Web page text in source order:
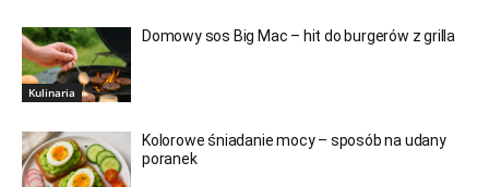
Kulinaria
Domowy sos Big Mac – hit do burgerów z grilla
Kolorowe śniadanie mocy – sposób na udany
poranek